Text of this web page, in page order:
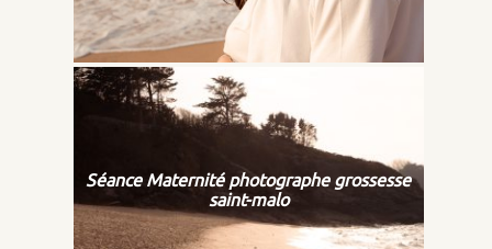
Séance Maternité photographe grossesse
saint-malo